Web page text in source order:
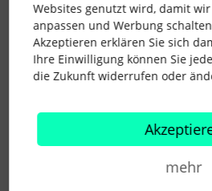
1 Personen gefällt dies
Saarlouis AUTOR*IN
Hallo Selina,
vielen Dank schon mal für deine
Websites genutzt wird, damit
anpassen und Werbung
Akzeptieren erklären Sie sich
Ihre Einwilligung können Sie
die Zukunft widerrufen oder
mehr